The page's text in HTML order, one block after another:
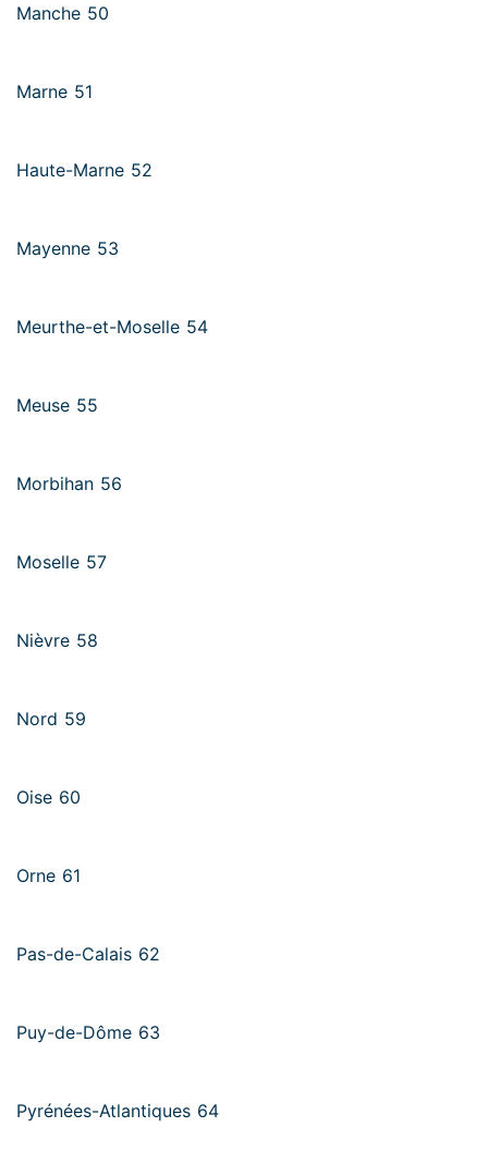
Manche 50
Marne 51
Haute-Marne 52
Mayenne 53
Meurthe-et-Moselle 54
Meuse 55
Morbihan 56
Moselle 57
Nièvre 58
Nord 59
Oise 60
Orne 61
Pas-de-Calais 62
Puy-de-Dôme 63
Pyrénées-Atlantiques 64